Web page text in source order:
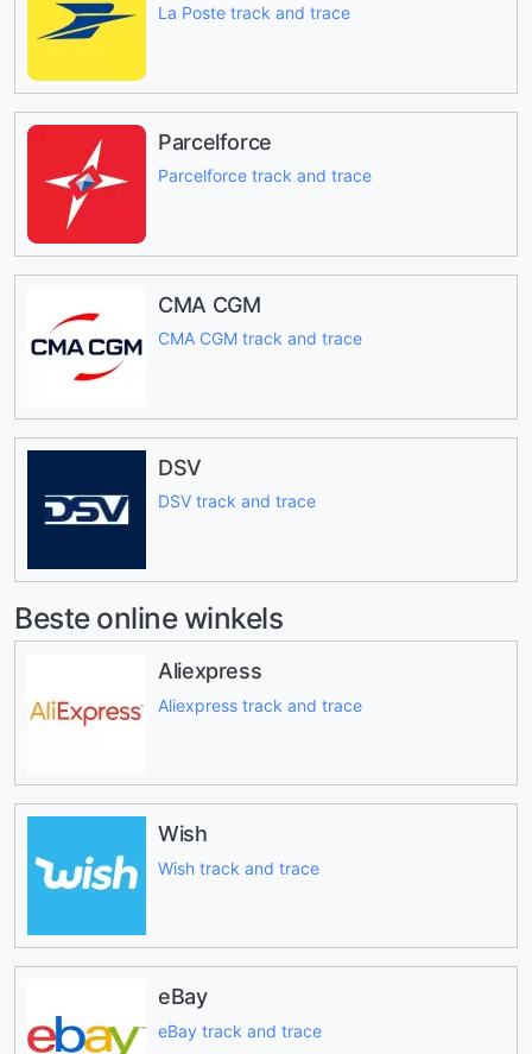
La Poste track and trace
Parcelforce
Parcelforce track and trace
CMA CGM
CMA CGM track and trace
DSV
DSV track and trace
Beste online winkels
Aliexpress
Aliexpress track and trace
Wish
Wish track and trace
eBay
eBay track and trace